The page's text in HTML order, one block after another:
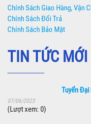
Chính Sách Giao Hàng, Vận
Chính Sách Đổi Trả
Chính Sách Bảo Mật
TIN TỨC
Tuyển Đại
07/06/2023
(Lượt xem: 0)